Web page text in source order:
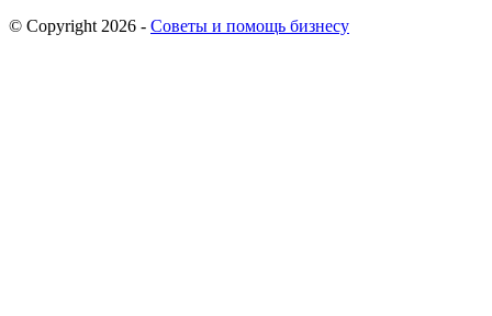
© Copyright 2026 - Советы и помощь бизнесу